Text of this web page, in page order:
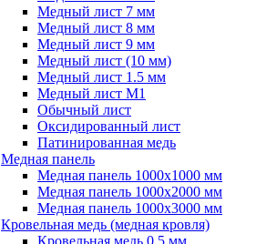
Медный лист 7 мм
Медный лист 8 мм
Медный лист 9 мм
Медный лист (10 мм)
Медный лист 1.5 мм
Медный лист М1
Обычный лист
Оксидированный лист
Патинированная медь
Медная панель
Медная панель 1000x1000 мм
Медная панель 1000x2000 мм
Медная панель 1000x3000 мм
Кровельная медь (медная кровля)
Кровельная медь 0,5 мм